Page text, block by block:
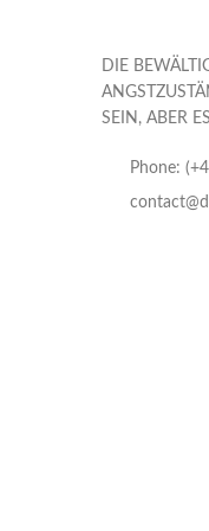
DIE
SEIN, ABER
Phone: